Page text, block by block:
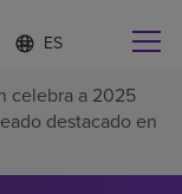
Lista
de
idiomas
contraída
d
o
m
de usted
celebra a 2025
destacado en